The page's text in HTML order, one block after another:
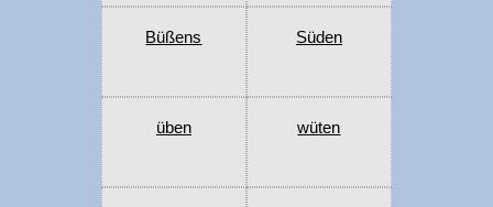
Büßens Süden
üben wüten